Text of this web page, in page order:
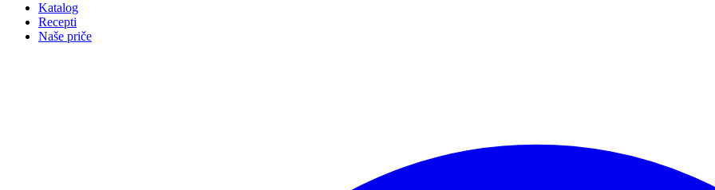
Katalog
Recepti
Naše priče